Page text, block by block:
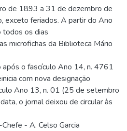
de 1893 a 31 de dezembro de
exceto feriados. A partir do Ano
todos os dias
microfichas da Biblioteca Mário
após o fascículo Ano 14, n. 4761
com nova designação
Ano 13, n. 01 (25 de setembro
o jornal deixou de circular às
- A. Celso Garcia